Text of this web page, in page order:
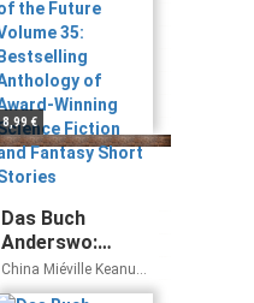
Award-Winning
Science Fiction
and Fantasy
Short Stories
8,99 €
Das Buch
Anderswo:
Roman | Ein
epischer
China Miéville Keanu
Reeves